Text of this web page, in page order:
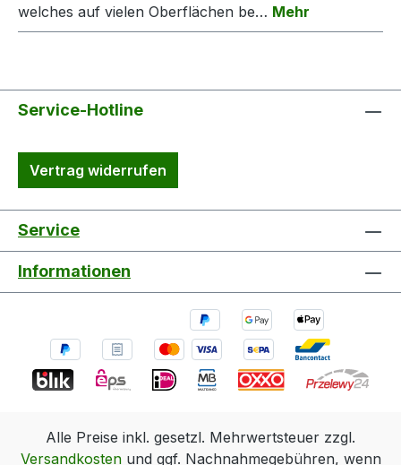
welches auf vielen Oberflächen be… Mehr
Service-Hotline
Vertrag widerrufen
Service
Informationen
Alle Preise inkl. gesetzl. Mehrwertsteuer zzgl.
Versandkostenund ggf. Nachnahmegebühren, wenn